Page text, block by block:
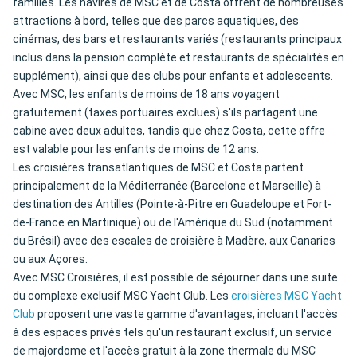
familles. Les navires de MSC et de Costa offrent de nombreuses
attractions à bord, telles que des parcs aquatiques, des
cinémas, des bars et restaurants variés (restaurants principaux
inclus dans la pension complète et restaurants de spécialités en
supplément), ainsi que des clubs pour enfants et adolescents.
Avec MSC, les enfants de moins de 18 ans voyagent
gratuitement (taxes portuaires exclues) s'ils partagent une
cabine avec deux adultes, tandis que chez Costa, cette offre
est valable pour les enfants de moins de 12 ans.
Les croisières transatlantiques de MSC et Costa partent
principalement de la Méditerranée (Barcelone et Marseille) à
destination des Antilles (Pointe-à-Pitre en Guadeloupe et Fort-
de-France en Martinique) ou de l'Amérique du Sud (notamment
du Brésil) avec des escales de croisière à Madère, aux Canaries
ou aux Açores.
Avec MSC Croisières, il est possible de séjourner dans une suite
du complexe exclusif MSC Yacht Club. Les croisières MSC Yacht
Club proposent une vaste gamme d'avantages, incluant l'accès
à des espaces privés tels qu'un restaurant exclusif, un service
de majordome et l'accès gratuit à la zone thermale du MSC